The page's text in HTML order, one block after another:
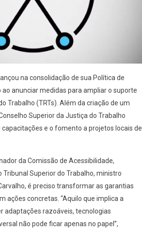
na consolidação de sua Política de
ao anunciar medidas para ampliar o suporte
Trabalho (TRTs). Além da criação de um
Superior da Justiça do Trabalho
capacitações e o fomento a projetos locais de
da Comissão de Acessibilidade,
Tribunal Superior do Trabalho, ministro
é preciso transformar as garantias
ações concretas. “Aquilo que implica a
adaptações razoáveis, tecnologias
não pode ficar apenas no papel”,